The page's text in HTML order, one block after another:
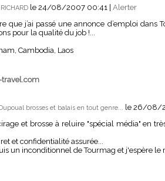
le 24/08/2007 00:41 Alerter
que j’ai passé une annonce d’emploi dans
pour la qualité du job !...
Cambodia, Laos
brosses et balais en tout genre... le 26/08/
et brosse à reluire "spécial média" en
et confidentialité assurée...
un inconditionnel de Tourmag et j'espère le